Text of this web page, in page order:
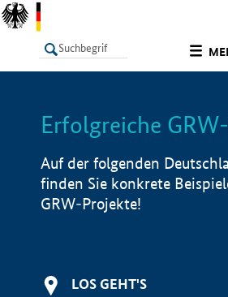
LISTE
Erfolgreiche
Auf der folgenden
finden Sie konkrete
GRW-Projekte!
LOS GEHT'S